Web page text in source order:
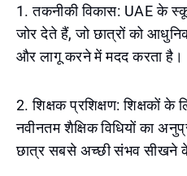
1. तकनीकी विकास: UAE के
जोर देते हैं, जो छात्रों को
और लागू करने में मदद करता है।
2. शिक्षक प्रशिक्षण: शिक्षकों के
नवीनतम शैक्षिक विधियों का
छात्र सबसे अच्छी संभव सीखने के